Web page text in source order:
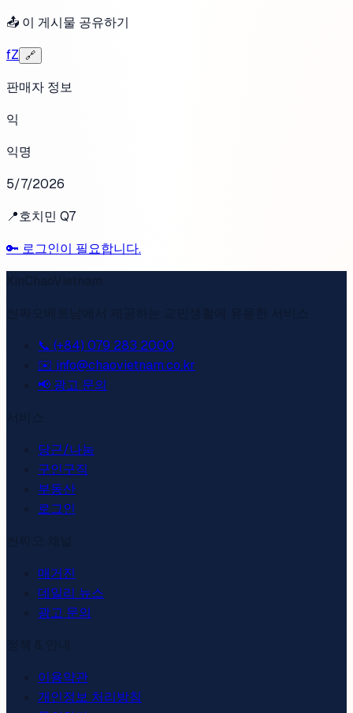
📤 이 게시물 공유하기
fZ 🔗
판매자 정보
익
익명
5/7/2026
📍호치민 Q7
🔑 로그인이 필요합니다.
📞 (+84) 079 283 2000
✉️ info@chaovietnam.co.kr
📢 광고 문의
당근/나눔
구인구직
부동산
로그인
매거진
데일리 뉴스
광고 문의
이용약관
개인정보 처리방침